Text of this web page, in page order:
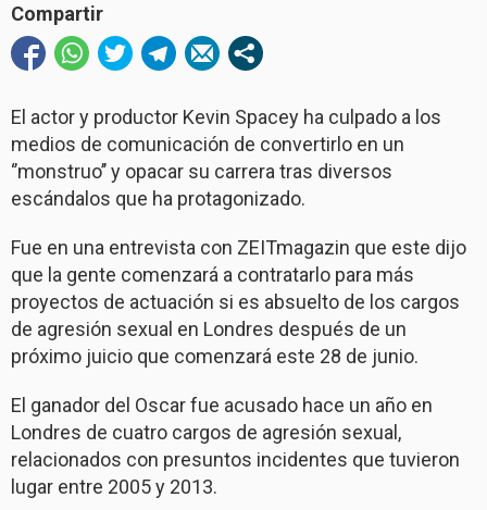
Compartir
El actor y productor Kevin Spacey ha culpado a los
medios de comunicación de convertirlo en un
‘’monstruo’’ y opacar su carrera tras diversos
escándalos que ha protagonizado.
Fue en una entrevista con ZEITmagazin que este dijo
que la gente comenzará a contratarlo para más
proyectos de actuación si es absuelto de los cargos
de agresión sexual en Londres después de un
próximo juicio que comenzará este 28 de junio.
El ganador del Oscar fue acusado hace un año en
Londres de cuatro cargos de agresión sexual,
relacionados con presuntos incidentes que tuvieron
lugar entre 2005 y 2013.